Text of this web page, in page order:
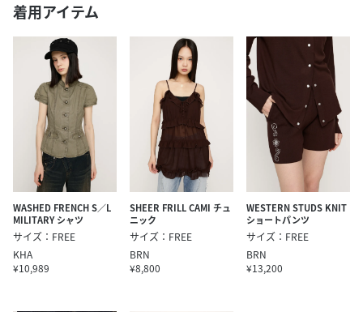
着用アイテム
WASHED FRENCH S／L
MILITARY シャツ
サイズ：FREE
KHA
¥10,989
SHEER FRILL CAMI チュ
ニック
サイズ：FREE
BRN
¥8,800
WESTERN STUDS KNIT
ショートパンツ
サイズ：FREE
BRN
¥13,200